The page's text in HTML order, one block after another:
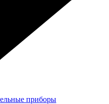
приборы